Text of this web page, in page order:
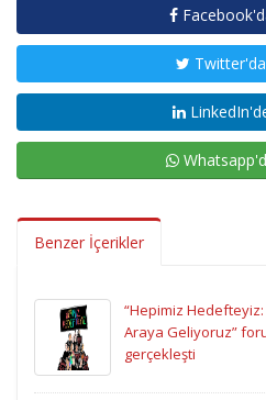
Benzer İçerikler
“Hepimiz Hedefteyiz:
Araya Geliyoruz”
gerçekleşti